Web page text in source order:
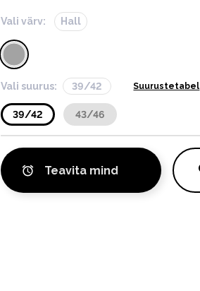
Vali värv: Hall
Vali suurus: 39/42 Suurustetabel
39/42 43/46
Teavita mind